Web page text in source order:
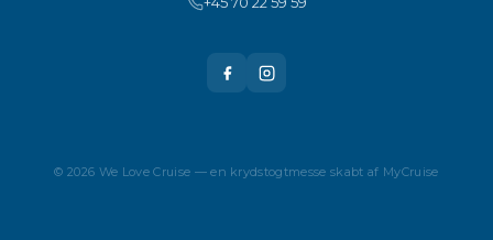
© 2026 We Love Cruise — en krydstogtmesse skabt af MyCruise